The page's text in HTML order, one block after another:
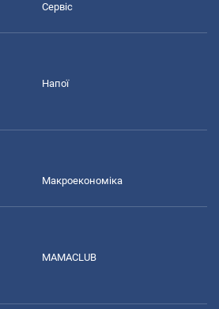
Сервіс
Напої
Макроекономіка
MAMACLUB